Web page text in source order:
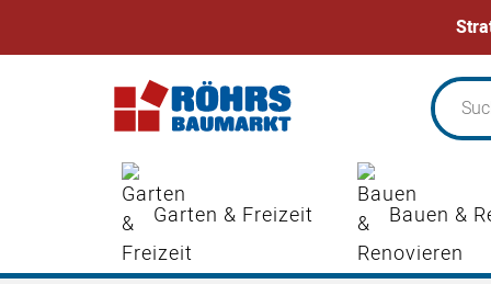
Zum Hauptinhalt springen
Garten & Freizeit Bauen &